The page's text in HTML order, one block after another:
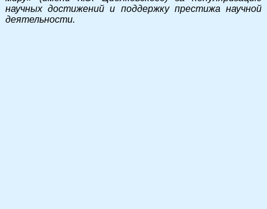
научных достижений и поддержку престижа научной
деятельности.